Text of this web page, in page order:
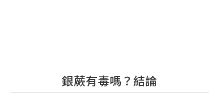
銀蕨有毒嗎？結論